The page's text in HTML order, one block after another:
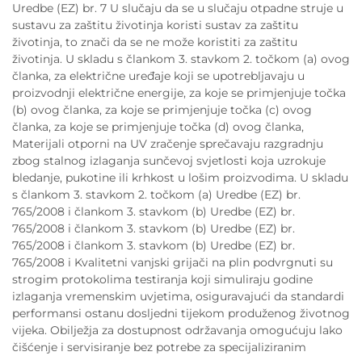
Uredbe (EZ) br. 7 U slučaju da se u slučaju otpadne struje u
sustavu za zaštitu životinja koristi sustav za zaštitu
životinja, to znači da se ne može koristiti za zaštitu
životinja. U skladu s člankom 3. stavkom 2. točkom (a) ovog
članka, za električne uređaje koji se upotrebljavaju u
proizvodnji električne energije, za koje se primjenjuje točka
(b) ovog članka, za koje se primjenjuje točka (c) ovog
članka, za koje se primjenjuje točka (d) ovog članka,
Materijali otporni na UV zračenje sprečavaju razgradnju
zbog stalnog izlaganja sunčevoj svjetlosti koja uzrokuje
bledanje, pukotine ili krhkost u lošim proizvodima. U skladu
s člankom 3. stavkom 2. točkom (a) Uredbe (EZ) br.
765/2008 i člankom 3. stavkom (b) Uredbe (EZ) br.
765/2008 i člankom 3. stavkom (b) Uredbe (EZ) br.
765/2008 i člankom 3. stavkom (b) Uredbe (EZ) br.
765/2008 i Kvalitetni vanjski grijači na plin podvrgnuti su
strogim protokolima testiranja koji simuliraju godine
izlaganja vremenskim uvjetima, osiguravajući da standardi
performansi ostanu dosljedni tijekom produženog životnog
vijeka. Obilježja za dostupnost održavanja omogućuju lako
čišćenje i servisiranje bez potrebe za specijaliziranim